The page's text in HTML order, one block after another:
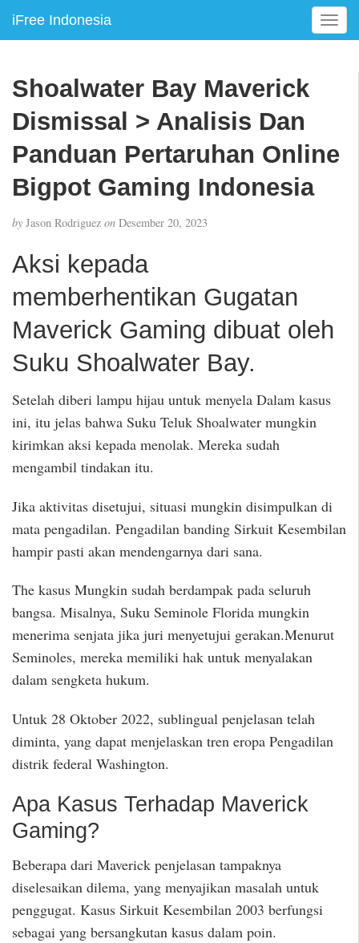
iFree Indonesia
T
o
v
Shoalwater Bay Maverick
Dismissal > Analisis Dan
Panduan Pertaruhan Online
Bigpot Gaming Indonesia
by Jason Rodriguez on Desember 20, 2023
Aksi kepada
memberhentikan Gugatan
Maverick Gaming dibuat oleh
Suku Shoalwater Bay.
Setelah diberi lampu hijau untuk menyela Dalam kasus
ini, itu jelas bahwa Suku Teluk Shoalwater mungkin
kirimkan aksi kepada menolak. Mereka sudah
mengambil tindakan itu.
Jika aktivitas disetujui, situasi mungkin disimpulkan di
mata pengadilan. Pengadilan banding Sirkuit Kesembilan
hampir pasti akan mendengarnya dari sana.
The kasus Mungkin sudah berdampak pada seluruh
bangsa. Misalnya, Suku Seminole Florida mungkin
menerima senjata jika juri menyetujui gerakan.Menurut
Seminoles, mereka memiliki hak untuk menyalakan
dalam sengketa hukum.
Untuk 28 Oktober 2022, sublingual penjelasan telah
diminta, yang dapat menjelaskan tren eropa Pengadilan
distrik federal Washington.
Apa Kasus Terhadap Maverick
Gaming?
Beberapa dari Maverick penjelasan tampaknya
diselesaikan dilema, yang menyajikan masalah untuk
penggugat. Kasus Sirkuit Kesembilan 2003 berfungsi
sebagai yang bersangkutan kasus dalam poin.